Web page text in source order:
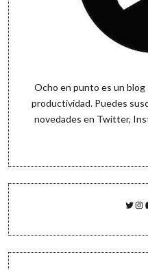
Ocho en punto es un blog
productividad. Puedes
novedades en Twitter,